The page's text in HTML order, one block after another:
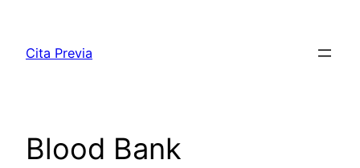
contenido
Cita Previa
Blood Bank